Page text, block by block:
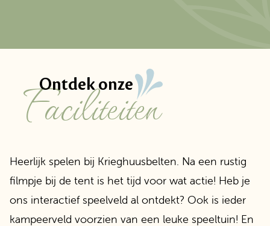
Ontdek onze
faciliteiten
Heerlijk spelen bij Krieghuusbelten. Na een rustig
filmpje bij de tent is het tijd voor wat actie! Heb je
ons interactief speelveld al ontdekt? Ook is ieder
kampeerveld voorzien van een leuke speeltuin! En